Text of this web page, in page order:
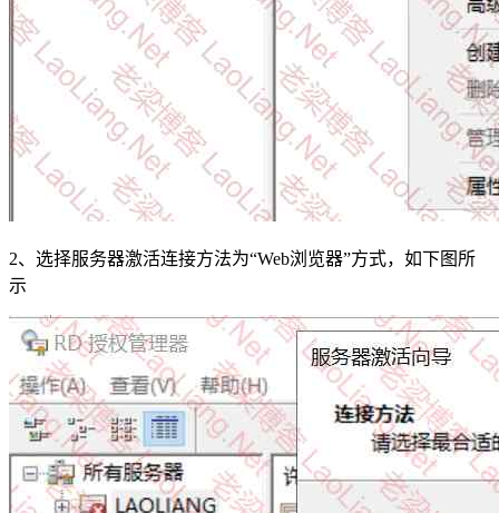
2、选择服务器激活连接方法为“Web浏览器”方式，如下图所
示